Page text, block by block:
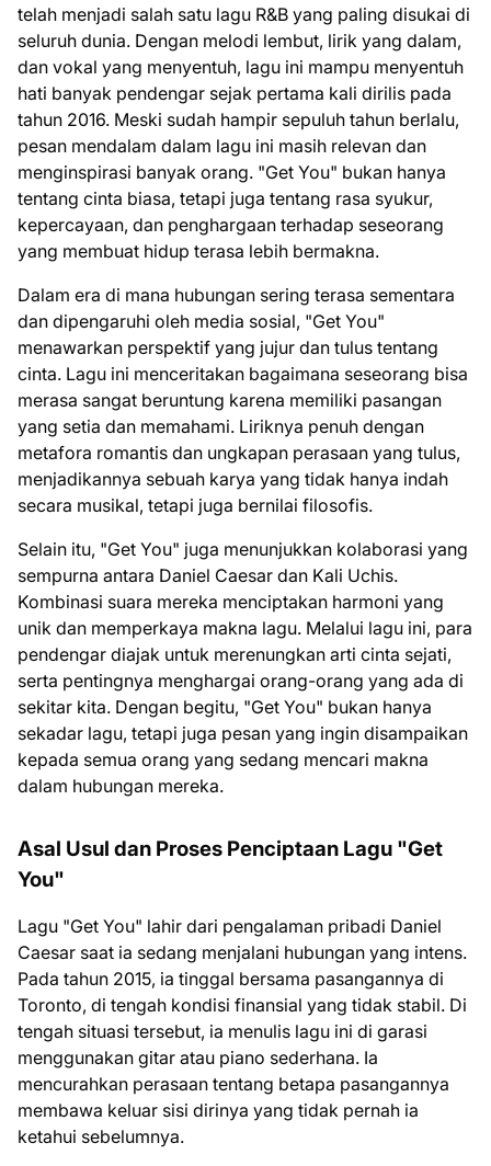
telah menjadi salah satu lagu R&B yang paling disukai di
seluruh dunia. Dengan melodi lembut, lirik yang dalam,
dan vokal yang menyentuh, lagu ini mampu menyentuh
hati banyak pendengar sejak pertama kali dirilis pada
tahun 2016. Meski sudah hampir sepuluh tahun berlalu,
pesan mendalam dalam lagu ini masih relevan dan
menginspirasi banyak orang. "Get You" bukan hanya
tentang cinta biasa, tetapi juga tentang rasa syukur,
kepercayaan, dan penghargaan terhadap seseorang
yang membuat hidup terasa lebih bermakna.
Dalam era di mana hubungan sering terasa sementara
dan dipengaruhi oleh media sosial, "Get You"
menawarkan perspektif yang jujur dan tulus tentang
cinta. Lagu ini menceritakan bagaimana seseorang bisa
merasa sangat beruntung karena memiliki pasangan
yang setia dan memahami. Liriknya penuh dengan
metafora romantis dan ungkapan perasaan yang tulus,
menjadikannya sebuah karya yang tidak hanya indah
secara musikal, tetapi juga bernilai filosofis.
Selain itu, "Get You" juga menunjukkan kolaborasi yang
sempurna antara Daniel Caesar dan Kali Uchis.
Kombinasi suara mereka menciptakan harmoni yang
unik dan memperkaya makna lagu. Melalui lagu ini, para
pendengar diajak untuk merenungkan arti cinta sejati,
serta pentingnya menghargai orang-orang yang ada di
sekitar kita. Dengan begitu, "Get You" bukan hanya
sekadar lagu, tetapi juga pesan yang ingin disampaikan
kepada semua orang yang sedang mencari makna
dalam hubungan mereka.
Asal Usul dan Proses Penciptaan Lagu "Get
You"
Lagu "Get You" lahir dari pengalaman pribadi Daniel
Caesar saat ia sedang menjalani hubungan yang intens.
Pada tahun 2015, ia tinggal bersama pasangannya di
Toronto, di tengah kondisi finansial yang tidak stabil. Di
tengah situasi tersebut, ia menulis lagu ini di garasi
menggunakan gitar atau piano sederhana. Ia
mencurahkan perasaan tentang betapa pasangannya
membawa keluar sisi dirinya yang tidak pernah ia
ketahui sebelumnya.